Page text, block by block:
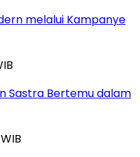
melalui Kampanye
Sastra Bertemu dalam